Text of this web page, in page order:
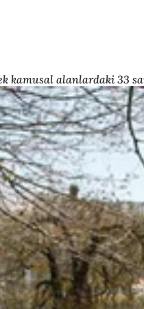
kamusal alanlardaki 33